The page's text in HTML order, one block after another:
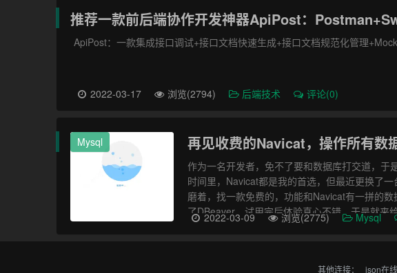
推荐一款前后端协作开发神器ApiPost：
ApiPost：一款集成接口调试+接口文档快速生成+接口文档规范化管理
2022-03-17 浏览(2794) 后端技术 评论(0)
Mysql 再见收费的Navicat，操作所有数
作为一名开发者，免不了要和数据库打交道，
时间里，Navicat都是我的首选，但最近更换了
磨着，找一款免费的，功能和Navicat有一拼的
了DBeaver，试用完后体验真心不错，于是就
跨平台的数据库管理工具，支持Windows、
2022-03-09 浏览(2775) Mysql
其他连接： json在